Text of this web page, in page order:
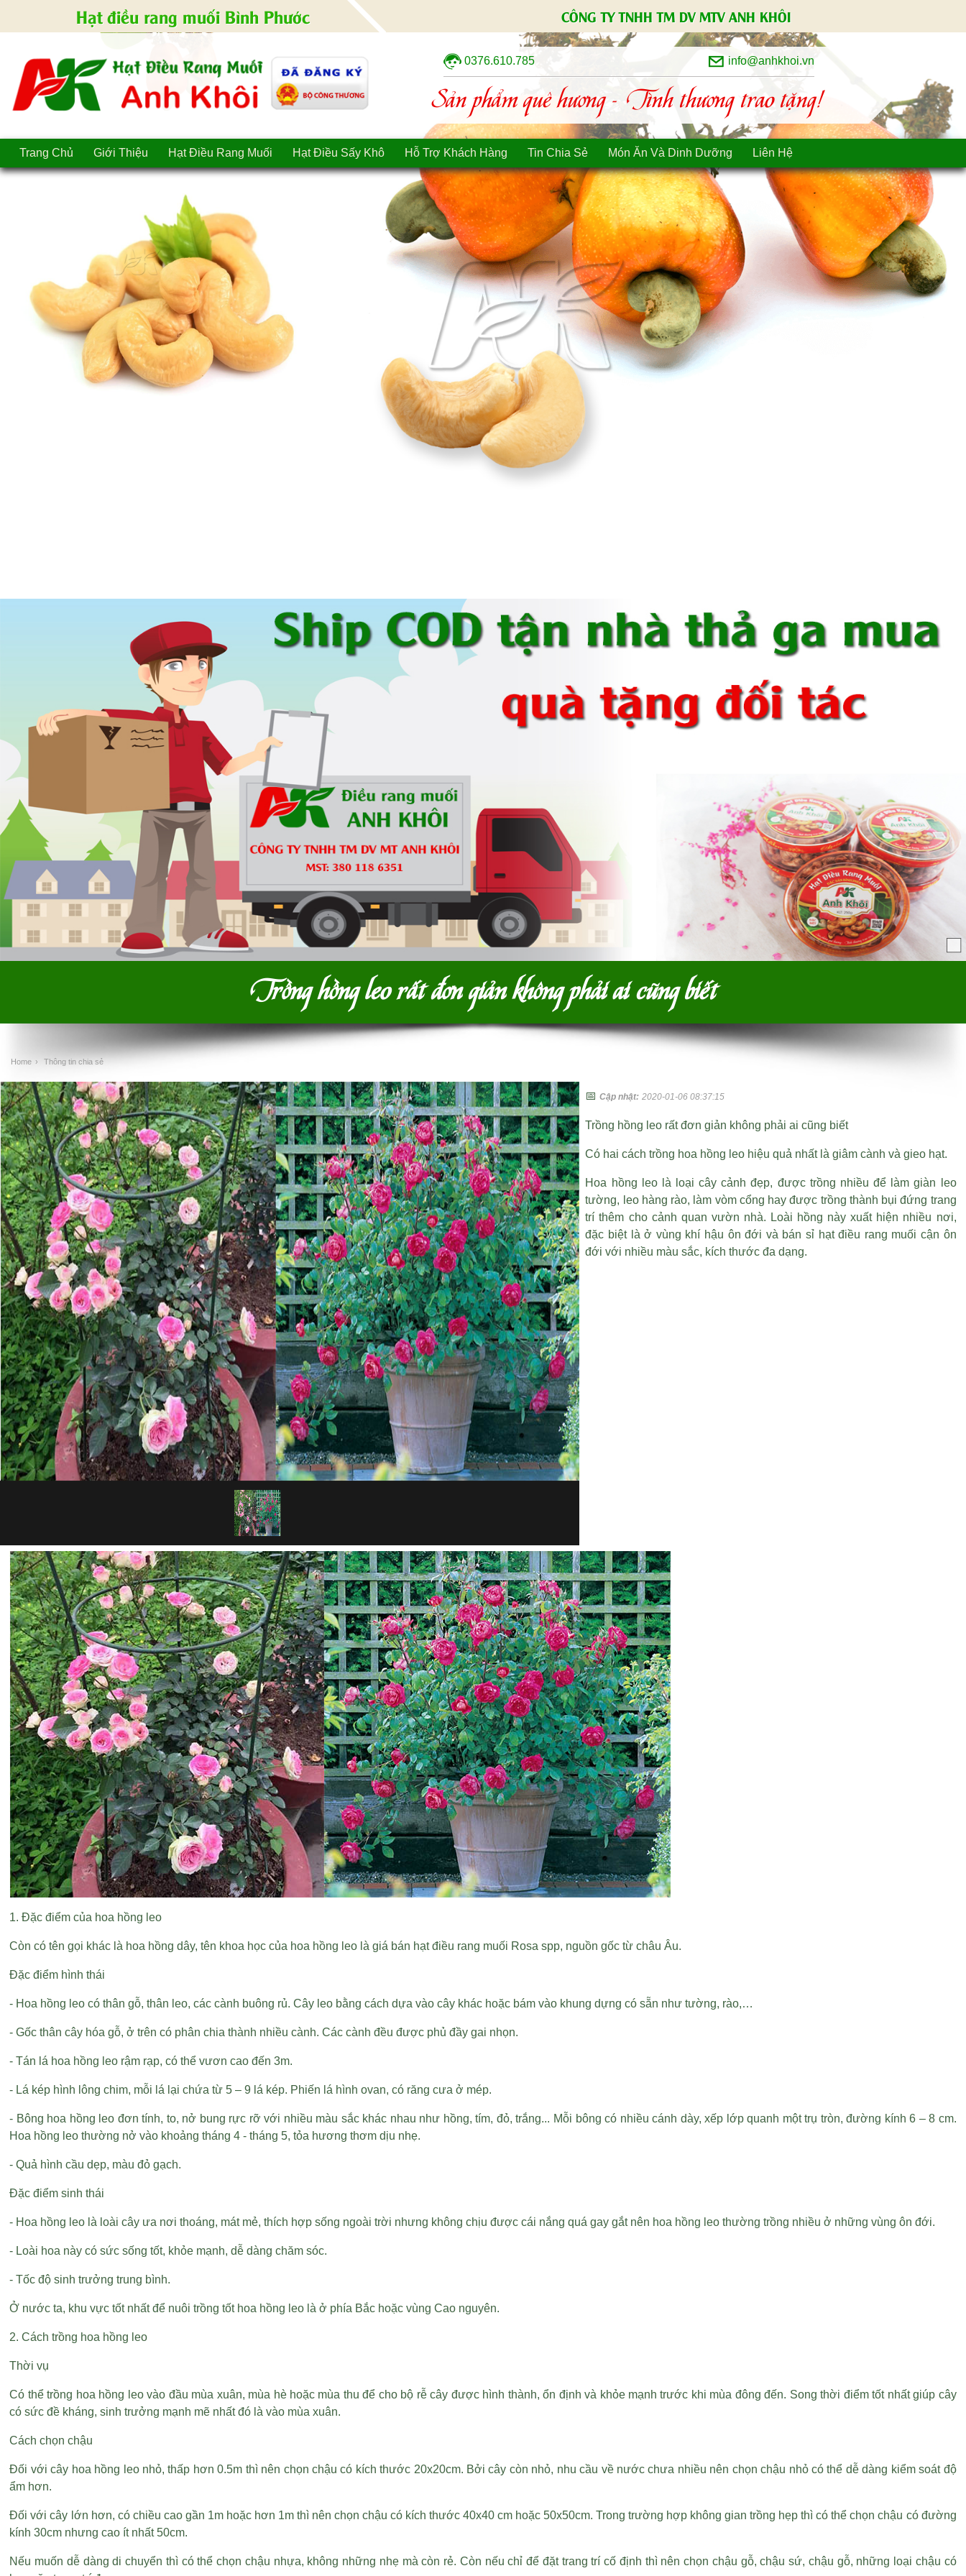
Hạt điều rang muối Bình Phước CÔNG TY TNHH TM DV MTV ANH KHÔI
0376.610.785 info@anhkhoi.vn
Sản phẩm quê hương - Tình thương trao tặng!
Trang Chủ Giới Thiệu Hạt Điều Rang Muối Hạt Điều Sấy Khô Hỗ Trợ Khách Hàng Tin Chia Sẻ Món Ăn Và Dinh Dưỡng Liên Hệ
Trồng hồng leo rất đơn giản không phải ai cũng biết
Home › Thông tin chia sẻ
📅Cập nhật: 2020-01-06 08:37:15
Trồng hồng leo rất đơn giản không phải ai cũng biết
Có hai cách trồng hoa hồng leo hiệu quả nhất là giâm cành và gieo hạt.
Hoa hồng leo là loại cây cảnh đẹp, được trồng nhiều để làm giàn leo
tường, leo hàng rào, làm vòm cổng hay được trồng thành bụi đứng trang
trí thêm cho cảnh quan vườn nhà. Loài hồng này xuất hiện nhiều nơi,
đặc biệt là ở vùng khí hậu ôn đới và bán sỉ hạt điều rang muối cận ôn
đới với nhiều màu sắc, kích thước đa dạng.
1. Đặc điểm của hoa hồng leo
Còn có tên gọi khác là hoa hồng dây, tên khoa học của hoa hồng leo làgiá bán hạt điều rang muối Rosa spp, nguồn gốc từ châu Âu.
Đặc điểm hình thái
- Hoa hồng leo có thân gỗ, thân leo, các cành buông rủ. Cây leo bằng cách dựa vào cây khác hoặc bám vào khung dựng có sẵn như tường, rào,…
- Gốc thân cây hóa gỗ, ở trên có phân chia thành nhiều cành. Các cành đều được phủ đầy gai nhọn.
- Tán lá hoa hồng leo rậm rạp, có thể vươn cao đến 3m.
- Lá kép hình lông chim, mỗi lá lại chứa từ 5 – 9 lá kép. Phiến lá hình ovan, có răng cưa ở mép.
- Bông hoa hồng leo đơn tính, to, nở bung rực rỡ với nhiều màu sắc khác nhau như hồng, tím, đỏ, trắng... Mỗi bông có nhiều cánh dày, xếp lớp quanh một trụ tròn, đường kính 6 – 8 cm.
Hoa hồng leo thường nở vào khoảng tháng 4 - tháng 5, tỏa hương thơm dịu nhẹ.
- Quả hình cầu dẹp, màu đỏ gạch.
Đặc điểm sinh thái
- Hoa hồng leo là loài cây ưa nơi thoáng, mát mẻ, thích hợp sống ngoài trời nhưng không chịu được cái nắng quá gay gắt nên hoa hồng leo thường trồng nhiều ở những vùng ôn đới.
- Loài hoa này có sức sống tốt, khỏe mạnh, dễ dàng chăm sóc.
- Tốc độ sinh trưởng trung bình.
Ở nước ta, khu vực tốt nhất để nuôi trồng tốt hoa hồng leo là ở phía Bắc hoặc vùng Cao nguyên.
2. Cách trồng hoa hồng leo
Thời vụ
Có thể trồng hoa hồng leo vào đầu mùa xuân, mùa hè hoặc mùa thu để cho bộ rễ cây được hình thành, ổn định và khỏe mạnh trước khi mùa đông đến. Song thời điểm tốt nhất giúp cây
có sức đề kháng, sinh trưởng mạnh mẽ nhất đó là vào mùa xuân.
Cách chọn chậu
Đối với cây hoa hồng leo nhỏ, thấp hơn 0.5m thì nên chọn chậu có kích thước 20x20cm. Bởi cây còn nhỏ, nhu cầu về nước chưa nhiều nên chọn chậu nhỏ có thể dễ dàng kiểm soát độ
ẩm hơn.
Đối với cây lớn hơn, có chiều cao gần 1m hoặc hơn 1m thì nên chọn chậu có kích thước 40x40 cm hoặc 50x50cm. Trong trường hợp không gian trồng hẹp thì có thể chọn chậu có đường
kính 30cm nhưng cao ít nhất 50cm.
Nếu muốn dễ dàng di chuyển thì có thể chọn chậu nhựa, không những nhẹ mà còn rẻ. Còn nếu chỉ để đặt trang trí cố định thì nên chọn chậu gỗ, chậu sứ, chậu gỗ, những loại chậu có